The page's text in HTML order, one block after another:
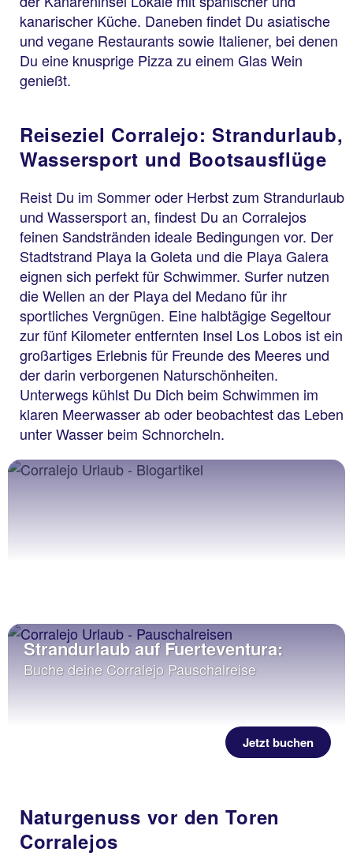
kanarischer Küche. Daneben findet Du asiatische
und vegane Restaurants sowie Italiener, bei denen
Du eine knusprige Pizza zu einem Glas Wein
genießt.
Reiseziel Corralejo: Strandurlaub,
Wassersport und Bootsausflüge
Reist Du im Sommer oder Herbst zum Strandurlaub
und Wassersport an, findest Du an Corralejos
feinen Sandstränden ideale Bedingungen vor. Der
Stadtstrand Playa la Goleta und die Playa Galera
eignen sich perfekt für Schwimmer. Surfer nutzen
die Wellen an der Playa del Medano für ihr
sportliches Vergnügen. Eine halbtägige Segeltour
zur fünf Kilometer entfernten Insel Los Lobos ist ein
großartiges Erlebnis für Freunde des Meeres und
der darin verborgenen Naturschönheiten.
Unterwegs kühlst Du Dich beim Schwimmen im
klaren Meerwasser ab oder beobachtest das Leben
unter Wasser beim Schnorcheln.
Strandurlaub auf Fuerteventura:
Buche deine Corralejo Pauschalreise
Jetzt buchen
Naturgenuss vor den Toren
Corralejos